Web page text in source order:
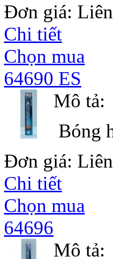
Đơn giá:
Chi tiết
Chọn mua
64690 ES
Mô tả:
Bóng
Đơn giá:
Chi tiết
Chọn mua
64696
Mô tả: